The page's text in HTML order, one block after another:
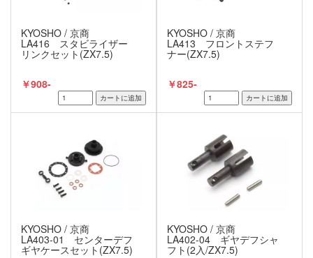
KYOSHO / 京商
LA416 スタビライザー
リンクセット(ZX7.5)
￥908-
KYOSHO / 京商
LA413 フロントステフ
ナー(ZX7.5)
￥825-
KYOSHO / 京商
LA403-01 センターデフ
ギヤケースセット(ZX7.5)
KYOSHO / 京商
LA402-04 ギヤデフシャ
フト(2入/ZX7.5)